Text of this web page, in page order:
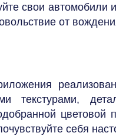
свои автомобили
от
текстурами,
цветовой
себя